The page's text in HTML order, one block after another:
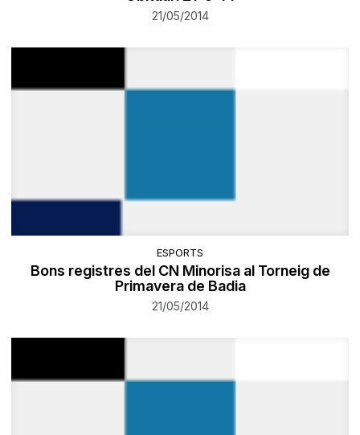
21/05/2014
ESPORTS
Bons registres del CN Minorisa al Torneig de
Primavera de Badia
21/05/2014